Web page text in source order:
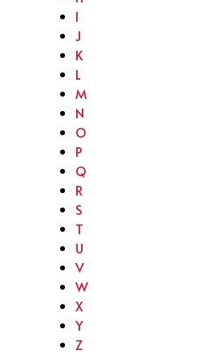
I
J
K
L
M
N
O
P
Q
R
S
T
U
V
W
X
Y
Z